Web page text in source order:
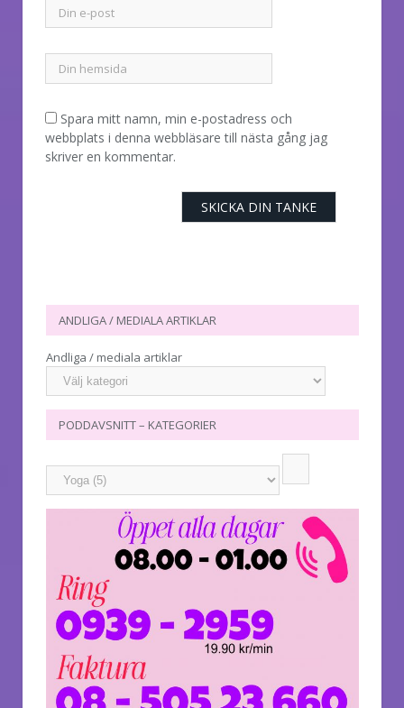
Spara mitt namn, min e-postadress och
webbplats i denna webbläsare till nästa gång jag
skriver en kommentar.
ANDLIGA / MEDIALA ARTIKLAR
Andliga / mediala artiklar
PODDAVSNITT – KATEGORIER